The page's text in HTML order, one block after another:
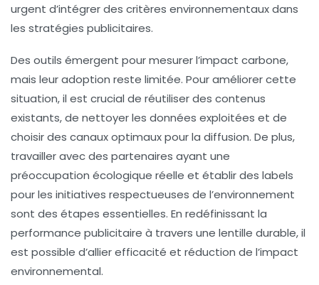
urgent d’intégrer des critères environnementaux dans
les stratégies publicitaires.
Des outils émergent pour mesurer l’impact carbone,
mais leur adoption reste limitée. Pour améliorer cette
situation, il est crucial de réutiliser des contenus
existants, de nettoyer les données exploitées et de
choisir des canaux optimaux pour la diffusion. De plus,
travailler avec des partenaires ayant une
préoccupation écologique réelle et établir des labels
pour les initiatives respectueuses de l’environnement
sont des étapes essentielles. En redéfinissant la
performance publicitaire à travers une lentille durable, il
est possible d’allierefficacité et réduction de l’impact
environnemental.